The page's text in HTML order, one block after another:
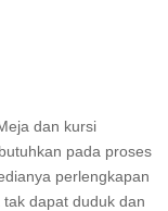
dan kursi
pada proses
perlengkapan
dapat duduk dan